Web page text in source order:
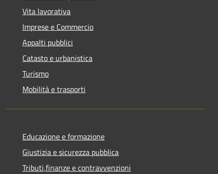
Vita lavorativa
Imprese e Commercio
Appalti pubblici
Catasto e urbanistica
Turismo
Mobilità e trasporti
Educazione e formazione
Giustizia e sicurezza pubblica
Tributi,finanze e contravvenzioni